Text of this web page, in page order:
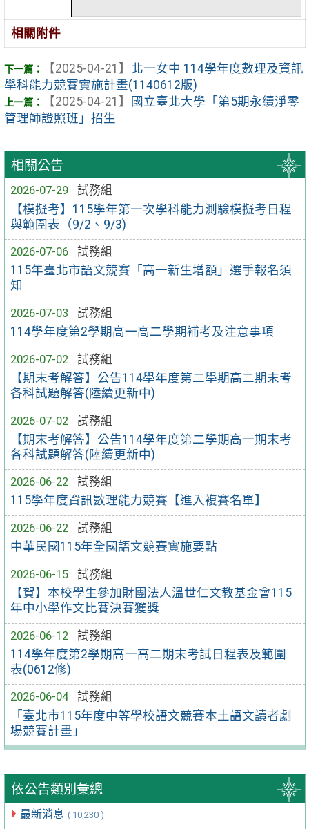
相關公告
2026-07-29
試務組
【模擬考】115學年第一次學科能力測驗模擬考日程
與範圍表（9/2、9/3)
2026-07-06
試務組
115年臺北市語文競賽「高一新生增額」選手報名須
知
2026-07-03
試務組
114學年度第2學期高一高二學期補考及注意事項
2026-07-02
試務組
【期末考解答】公告114學年度第二學期高二期末考
各科試題解答(陸續更新中)
2026-07-02
試務組
【期末考解答】公告114學年度第二學期高一期末考
各科試題解答(陸續更新中)
2026-06-22
試務組
115學年度資訊數理能力競賽【進入複賽名單】
2026-06-22
試務組
中華民國115年全國語文競賽實施要點
2026-06-15
試務組
【賀】本校學生參加財團法人溫世仁文教基金會115
年中小學作文比賽決賽獲獎
2026-06-12
試務組
114學年度第2學期高一高二期末考試日程表及範圍
表(0612修)
2026-06-04
試務組
「臺北市115年度中等學校語文競賽本土語文讀者劇
場競賽計畫」
依公告類別彙總
最新消息 ( 10,230 )
相關附件
【2025-04-21】 北一女中 114學年度數理及資訊
學科能力競賽實施計畫(1140612版)
【2025-04-21】
國立臺北大學「第5期永續淨零
管理師證照班」招生